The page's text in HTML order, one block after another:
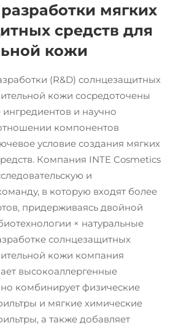
мягких
средств для
кожи
(R&D) солнцезащитных
кожи сосредоточены
и научно
компонентов
условие создания мягких
Компания INTE Cosmetics
и
в которую входят более
придерживаясь двойной
× натуральные
солнцезащитных
кожи компания
высокоаллергенные
комбинирует физические
и мягкие химические
а также добавляет